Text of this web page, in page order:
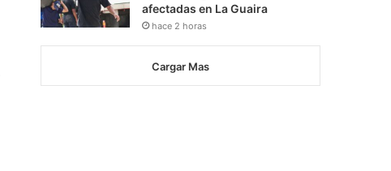
afectadas en La Guaira
hace 2 horas
Cargar Mas